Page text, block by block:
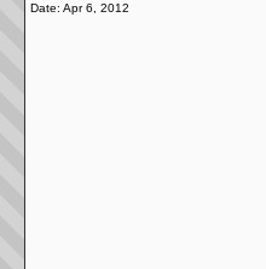
Date: Apr 6, 2012